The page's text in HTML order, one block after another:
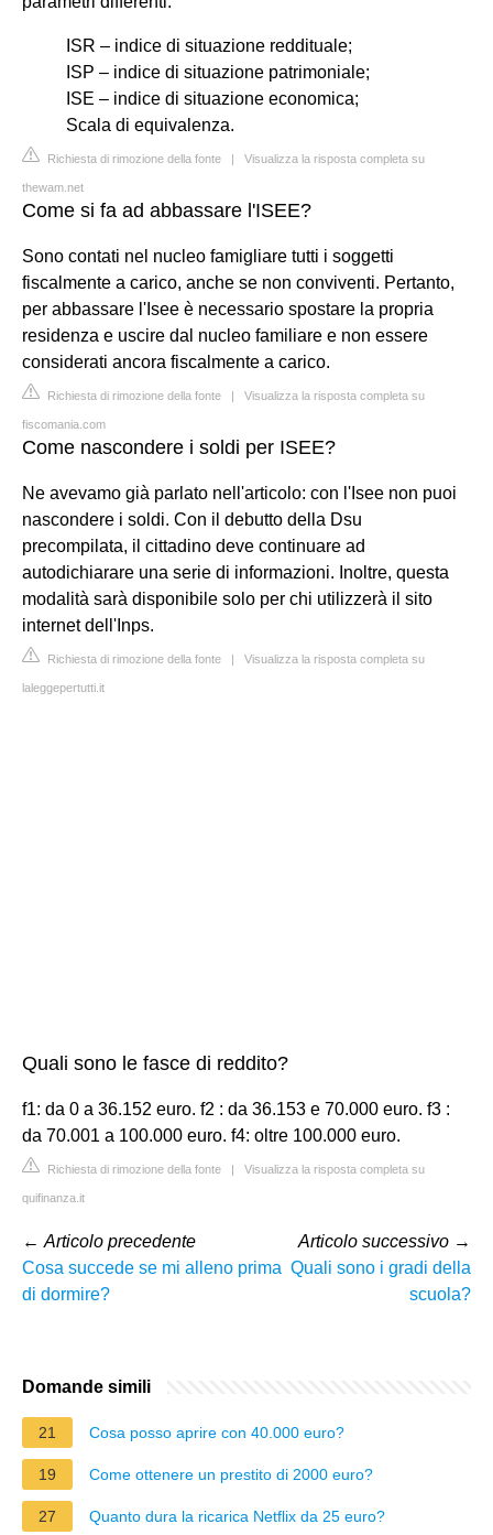
ISR – indice di situazione reddituale;
ISP – indice di situazione patrimoniale;
ISE – indice di situazione economica;
Scala di equivalenza.
Richiesta di rimozione della fonte | Visualizza la risposta completa su
thewam.net
Come si fa ad abbassare l'ISEE?
Sono contati nel nucleo famigliare tutti i soggetti
fiscalmente a carico, anche se non conviventi. Pertanto,
per abbassare l'Isee è necessario spostare la propria
residenza e uscire dal nucleo familiare e non essere
considerati ancora fiscalmente a carico.
Richiesta di rimozione della fonte | Visualizza la risposta completa su
fiscomania.com
Come nascondere i soldi per ISEE?
Ne avevamo già parlato nell'articolo: con l'Isee non puoi
nascondere i soldi. Con il debutto della Dsu
precompilata, il cittadino deve continuare ad
autodichiarare una serie di informazioni. Inoltre, questa
modalità sarà disponibile solo per chi utilizzerà il sito
internet dell'Inps.
Richiesta di rimozione della fonte | Visualizza la risposta completa su
laleggepertutti.it
Quali sono le fasce di reddito?
f1: da 0 a 36.152 euro. f2 : da 36.153 e 70.000 euro. f3 :
da 70.001 a 100.000 euro. f4: oltre 100.000 euro.
Richiesta di rimozione della fonte | Visualizza la risposta completa su
quifinanza.it
← Articolo precedente
Cosa succede se mi alleno prima
di dormire?
Articolo successivo →
Quali sono i gradi della
scuola?
Domande simili
21 Cosa posso aprire con 40.000 euro?
19 Come ottenere un prestito di 2000 euro?
27 Quanto dura la ricarica Netflix da 25 euro?